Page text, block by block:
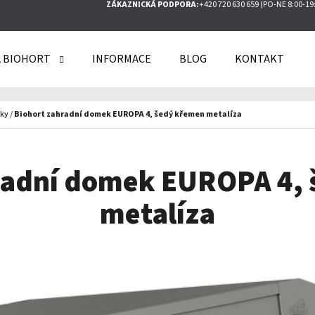
ZÁKAZNICKÁ PODPORA:+420 720 630 659 (PO-NE 8:00-
BIOHORT INFORMACE BLOG KONTAKT
/Biohort zahradní domek EUROPA 4, šedý křemen metalíza
domek EUROPA
metalíza
DOPORUČUJEME